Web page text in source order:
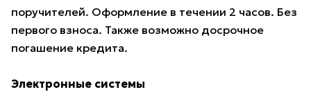
поручителей. Оформление в течении 2 часов. Без
первого взноса. Также возможно досрочное
погашение кредита.
Электронные системы